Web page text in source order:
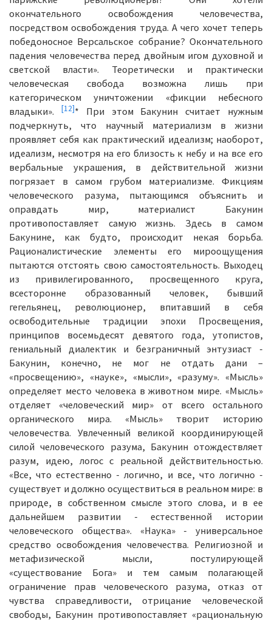
окончательного освобождения человечества,
посредством освобождения труда. А чего хочет теперь
победоносное Версальское собрание? Окончательного
падения человечества перед двойным игом духовной и
светской власти». Теоретически и практически
человеческая свобода возможна лишь при
категорическом уничтожении «фикции небесного
владыки».
[12]* При этом Бакунин считает нужным
подчеркнуть, что научный материализм в жизни
проявляет себя как практический идеализм; наоборот,
идеализм, несмотря на его близость к небу и на все его
вербальные украшения, в действительной жизни
погрязает в самом грубом материализме. Фикциям
человеческого разума, пытающимся объяснить и
оправдать мир, материалист Бакунин
противопоставляет самую жизнь. Здесь в самом
Бакунине, как будто, происходит некая борьба.
Рационалистические элементы его мироощущения
пытаются отстоять свою самостоятельность. Выходец
из привилегированного, просвещенного круга,
всесторонне образованный человек, бывший
гегельянец, революционер, впитавший в себя
освободительные традиции эпохи Просвещения,
принципов восемьдесят девятого года, утопистов,
гениальный диалектик и безграничный энтузиаст -
Бакунин, конечно, не мог не отдать дани –
«просвещению», «науке», «мысли», «разуму». «Мысль»
определяет место человека в животном мире. «Мысль»
отделяет «человеческий мир» от всего остального
органического мира. «Мысль» творит историю
человечества. Увлеченный великой координирующей
силой человеческого разума, Бакунин отождествляет
разум, идею, логос с реальной действительностью.
«Все, что естественно - логично, и все, что логично -
существует и должно осуществиться в реальном мире: в
природе, в собственном смысле этого слова, и в ее
дальнейшем развитии - естественной истории
человеческого общества». «Наука» - универсальное
средство освобождения человечества. Религиозной и
метафизической мысли, постулирующей
«существование Бога» и тем самым полагающей
ограничение прав человеческого разума, отказ от
чувства справедливости, отрицание человеческой
свободы, Бакунин противопоставляет «рациональную